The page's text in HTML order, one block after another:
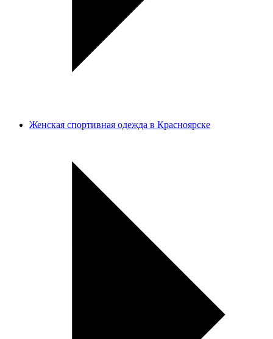
Женская спортивная одежда в Красноярске